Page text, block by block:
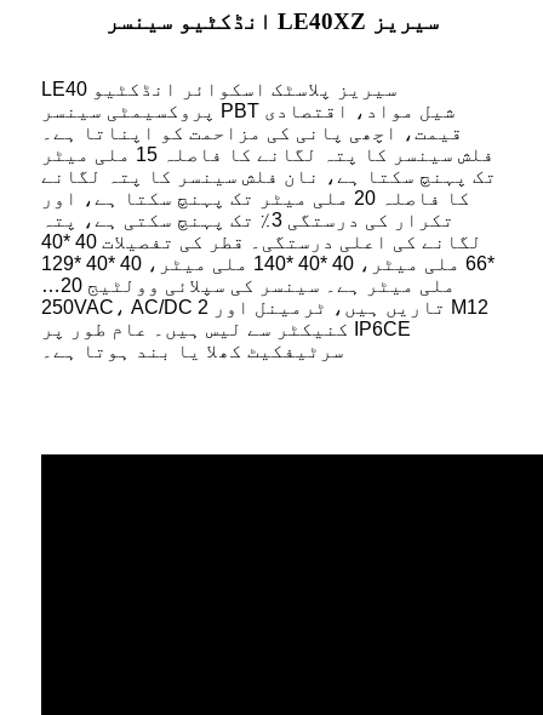
انڈکٹیو سینسر LE40XZ سیریز
LE40 سیریز پلاسٹک اسکوائر انڈکٹیو
پروکسیمٹی سینسر PBT شیل مواد، اقتصادی
قیمت، اچھی پانی کی مزاحمت کو اپناتا ہے۔
فلش سینسر کا پتہ لگانے کا فاصلہ 15 ملی میٹر
تک پہنچ سکتا ہے، نان فلش سینسر کا پتہ لگانے
کا فاصلہ 20 ملی میٹر تک پہنچ سکتا ہے، اور
تکرار کی درستگی 3٪ تک پہنچ سکتی ہے، پتہ
لگانے کی اعلی درستگی۔ قطر کی تفصیلات 40 *40
*66 ملی میٹر، 40 *40 *140 ملی میٹر، 40 *40 *129
ملی میٹر ہے۔ سینسر کی سپلائی وولٹیج 20…
250VAC، AC/DC 2 تاریں ہیں، ٹرمینل اور M12
کنیکٹر سے لیس ہیں۔ عام طور پر IP6CE
سرٹیفکیٹ کھلا یا بند ہوتا ہے۔